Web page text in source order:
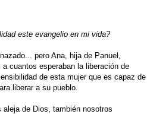
este evangelio en mi vida?
pero Ana, hija de Panuel,
cuantos esperaban la liberación de
de esta mujer que es capaz de
liberar a su pueblo.
de Dios, también nosotros